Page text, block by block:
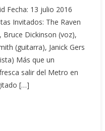
Fecha: 13 julio 2016
Invitados: The Raven
Bruce Dickinson (voz),
(guitarra), Janick Gers
Más que un
salir del Metro en
[…]